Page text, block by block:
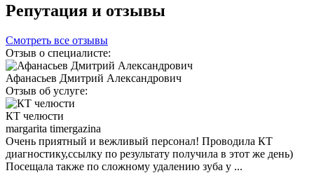
Репутация и отзывы
Смотреть все отзывы
Отзыв о специалисте:
Афанасьев Дмитрий Александрович
Отзыв об услуге:
КТ челюсти
margarita timergazina
Очень приятный и вежливый персонал! Проводила КТ
диагностику,ссылку по результату получила в этот же день)
Посещала также по сложному удалению зуба у ...